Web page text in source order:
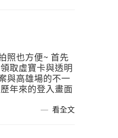
照也方便~ 首先
取虛寶卡與透明
與高雄場的不一
年來的登入畫面
看全文